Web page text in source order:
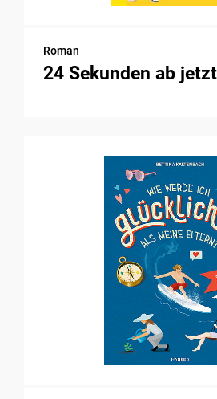
Roman
24 Sekunden ab jetzt